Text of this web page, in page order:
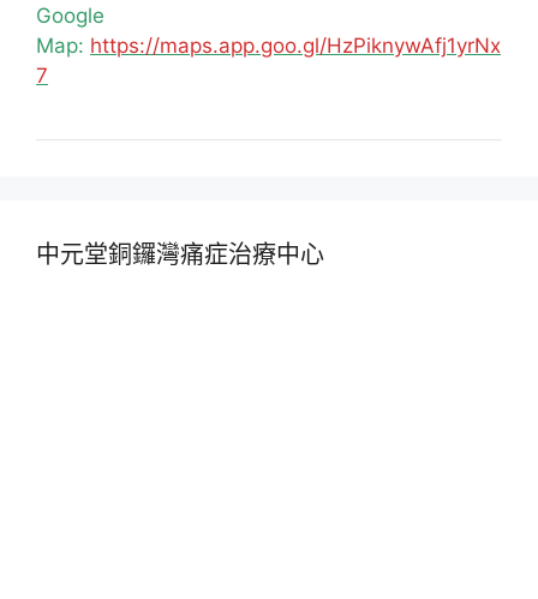
Google
Map: https://maps.app.goo.gl/HzPiknywAfj1yrNx
7
中元堂銅鑼灣痛症治療中心